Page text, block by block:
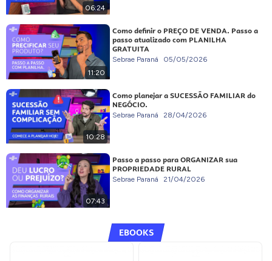
06:24
11:20
Como definir o PREÇO DE VENDA. Passo a
passo atualizado com PLANILHA
GRATUITA
Sebrae Paraná 05/05/2026
10:28
Como planejar a SUCESSÃO FAMILIAR do
NEGÓCIO.
Sebrae Paraná 28/04/2026
07:43
Passo a passo para ORGANIZAR sua
PROPRIEDADE RURAL
Sebrae Paraná 21/04/2026
EBOOKS